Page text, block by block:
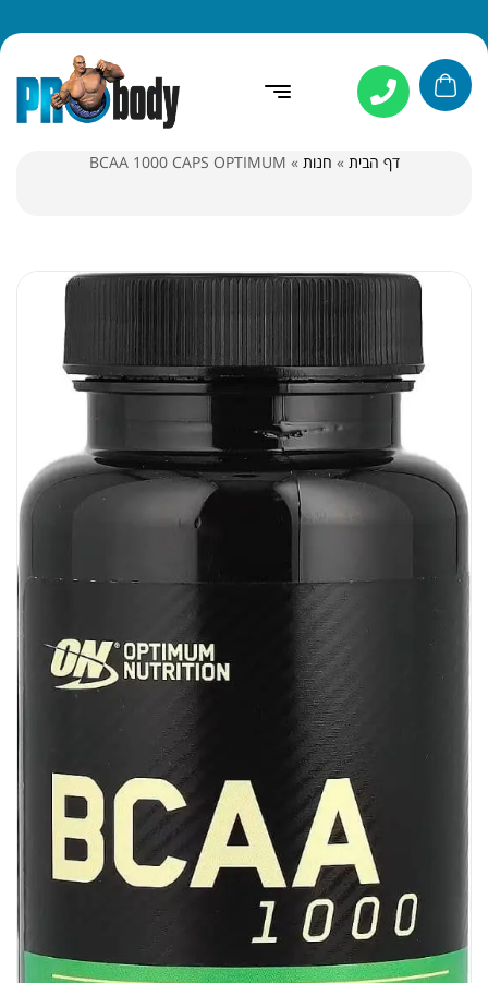
דף הבית » חנות »
BCAA 1000 CAPS OPTIMUM